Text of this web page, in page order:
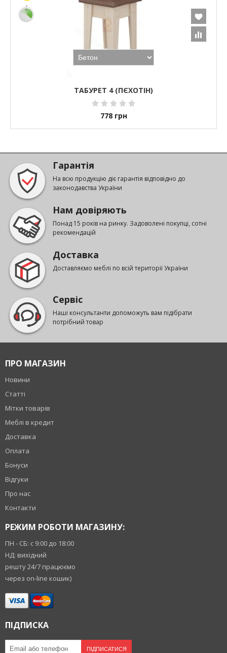
ТАБУРЕТ 4 (ПЄХОТІН)
778 грн
Гарантія
На всю продукцію діє гарантія відповідно до
законодавства України
Нам довіряють
Понад 15 років на ринку. Задоволені покупці, сотні
рекомендацій
Доставка
Доставляємо меблі по всій території України
Сервіс
Наші консультанти допоможуть вам підібрати
потрібний товар
ПРО МАГАЗИН
Новини
Статті
Мітки товарів
Меблі в кредит
Доставка
Оплата
Бонуси
Відгуки
Про нас
Контакти
РЕЖИМ РОБОТИ МАГАЗИНУ:
ПН - СБ: с 9:00 до 18:00
НД: вихідний
решту 24/7 працюємо
через on-line кошик)
ПІДПИСКА
ПІДПИСАТИСЯ